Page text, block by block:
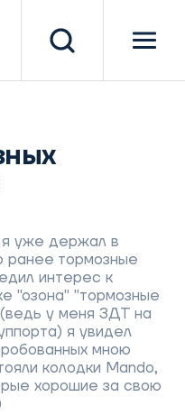
я уже держал в
ранее тормозные
интерес к
"озона" "тормозные
у меня ЗДТ на
я увидел
мною
колодки Mando,
хорошие за свою